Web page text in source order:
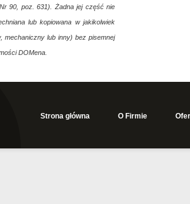
90, poz. 631). Żadna jej część nie
lub kopiowana w jakikolwiek
mechaniczny lub inny) bez pisemnej
DOMena.
Strona główna O Firmie